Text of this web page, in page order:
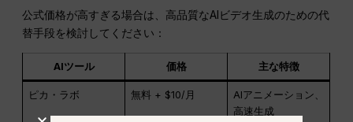
公式価格が高すぎる場合は、高品質なAIビデオ生成のための代
替手段を検討してください：
AIツール 価格 主な特徴
ピカ・ラボ 無料 + $10/月
AIアニメーション、
高速生成